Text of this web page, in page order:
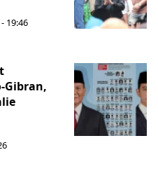
19:46
Gibran,